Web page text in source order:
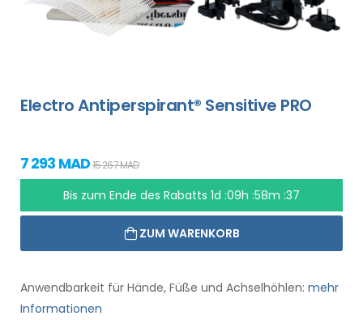
Electro Antiperspirant® Sensitive PRO
7 293 MAD15 267 MAD
Bis zum Ende des Rabatts 1d :09h :58m :36
ZUM WARENKORB
Anwendbarkeit für Hände, Füße und Achselhöhlen: mehr
Informationen